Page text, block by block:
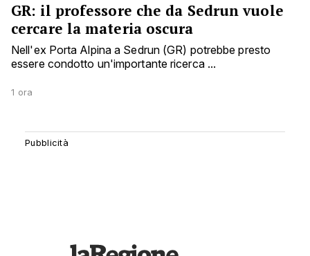
GR: il professore che da Sedrun vuole
cercare la materia oscura
Nell'ex Porta Alpina a Sedrun (GR) potrebbe presto
essere condotto un'importante ricerca ...
1 ora